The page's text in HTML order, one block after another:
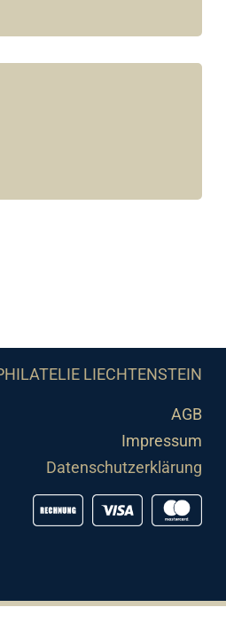
LIECHTENSTEIN
AGB
Impressum
Datenschutzerklärung